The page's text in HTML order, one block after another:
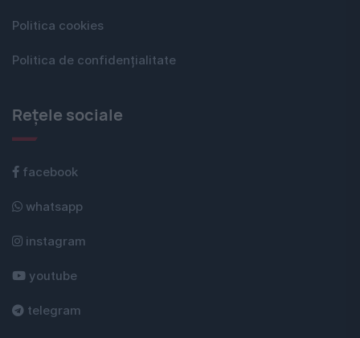
Politica cookies
Politica de confidențialitate
Rețele sociale
facebook
whatsapp
instagram
youtube
telegram